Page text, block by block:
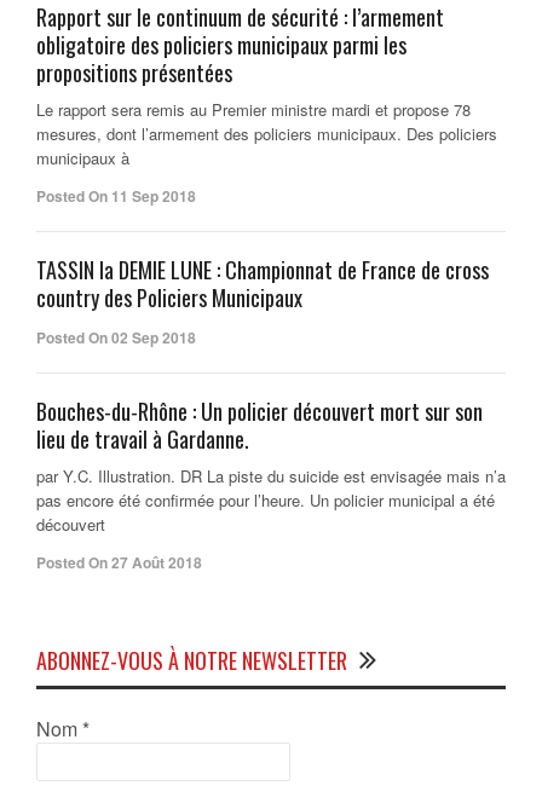
Rapport sur le continuum de sécurité : l’armement
obligatoire des policiers municipaux parmi les
propositions présentées
Le rapport sera remis au Premier ministre mardi et propose 78
mesures, dont l’armement des policiers municipaux. Des policiers
municipaux à
Posted On 11 Sep 2018
TASSIN la DEMIE LUNE : Championnat de France de cross
country des Policiers Municipaux
Posted On 02 Sep 2018
Bouches-du-Rhône : Un policier découvert mort sur son
lieu de travail à Gardanne.
par Y.C. Illustration. DR La piste du suicide est envisagée mais n’a
pas encore été confirmée pour l’heure. Un policier municipal a été
découvert
Posted On 27 Août 2018
ABONNEZ-VOUS À NOTRE NEWSLETTER
Nom *